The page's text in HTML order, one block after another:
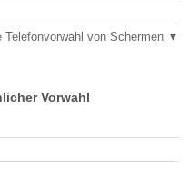
Telefonvorwahl von Schermen ▼
Vorwahl